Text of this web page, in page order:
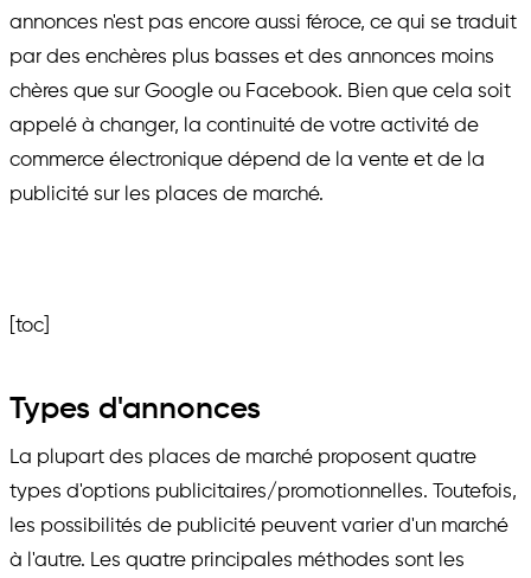
annonces n'est pas encore aussi féroce, ce qui se traduit
par des enchères plus basses et des annonces moins
chères que sur Google ou Facebook. Bien que cela soit
appelé à changer, la continuité de votre activité de
commerce électronique dépend de la vente et de la
publicité sur les places de marché.
[toc]
Types d'annonces
La plupart des places de marché proposent quatre
types d'options publicitaires/promotionnelles. Toutefois,
les possibilités de publicité peuvent varier d'un marché
à l'autre. Les quatre principales méthodes sont les